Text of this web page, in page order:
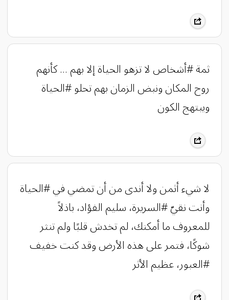
ثمة #أشخاص لا تزهو الحياة إلا بهم … كأنهم
روح المكان ونبض الزمان بهم تحلو #الحياة
ويبتهج الكون
لا شيء أثمن ولا أندى من أن تمضي في #الحياة
وأنت نقيّ #السريرة، سليم الفؤاد، باذلاً
للمعروف ما أمكنك، لم تخدش قلبًا ولم تنثر
شوكًا، فتمر على هذه الأرض وقد كنت خفيف
#العبور، عظيم الأثر